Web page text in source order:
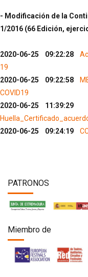
- Modificación de la
1/2016 (66 Edición,
2020-06-25 09:22:28
19
2020-06-25 09:22:58
COVID19
2020-06-25 11:39:29
2020-06-25 09:24:19
PATRONOS
Miembro de